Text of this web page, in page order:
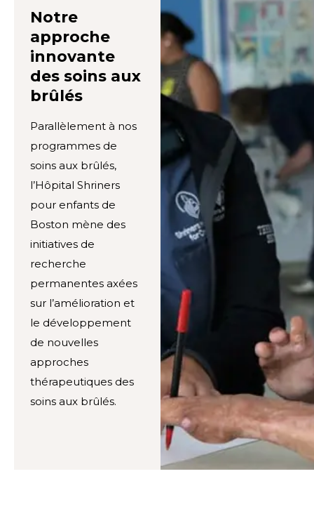
Notre
approche
innovante
des soins aux
brûlés
Parallèlement à nos
programmes de
soins aux brûlés,
l’Hôpital Shriners
pour enfants de
Boston mène des
initiatives de
recherche
permanentes axées
sur l’amélioration et
le développement
de nouvelles
approches
thérapeutiques des
soins aux brûlés.